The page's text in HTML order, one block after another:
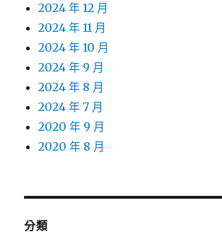
2024 年 12 月
2024 年 11 月
2024 年 10 月
2024 年 9 月
2024 年 8 月
2024 年 7 月
2020 年 9 月
2020 年 8 月
分類